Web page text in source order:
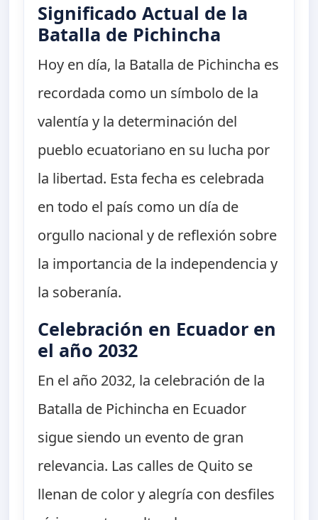
Significado Actual de la
Batalla de Pichincha
Hoy en día, la Batalla de Pichincha es
recordada como un símbolo de la
valentía y la determinación del
pueblo ecuatoriano en su lucha por
la libertad. Esta fecha es celebrada
en todo el país como un día de
orgullo nacional y de reflexión sobre
la importancia de la independencia y
la soberanía.
Celebración en Ecuador en
el año 2032
En el año 2032, la celebración de la
Batalla de Pichincha en Ecuador
sigue siendo un evento de gran
relevancia. Las calles de Quito se
llenan de color y alegría con desfiles